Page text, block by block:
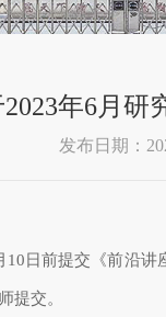
2023年6月研
发布日期：
日前提交《前沿
提交。